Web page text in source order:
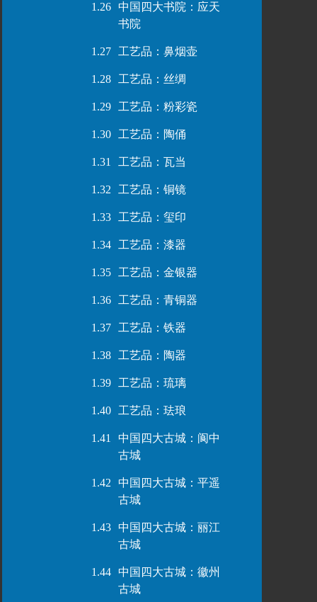
1.26
中国四大书院：应天
书院
1.27 工艺品：鼻烟壶
1.28 工艺品：丝绸
1.29 工艺品：粉彩瓷
1.30 工艺品：陶俑
1.31 工艺品：瓦当
1.32 工艺品：铜镜
1.33 工艺品：玺印
1.34 工艺品：漆器
1.35 工艺品：金银器
1.36 工艺品：青铜器
1.37 工艺品：铁器
1.38 工艺品：陶器
1.39 工艺品：琉璃
1.40 工艺品：珐琅
1.41
中国四大古城：阆中
古城
1.42
中国四大古城：平遥
古城
1.43
中国四大古城：丽江
古城
1.44
中国四大古城：徽州
古城